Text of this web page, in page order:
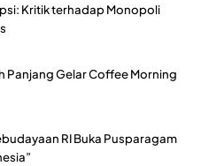
Kritik terhadap Monopoli
Panjang Gelar Coffee Morning
RI Buka Pusparagam